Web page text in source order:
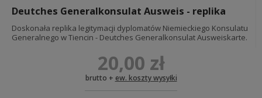
Deutches Generalkonsulat Ausweis - replika
Doskonała replika legitymacji dyplomatów Niemieckiego Konsulatu
Generalnego w Tiencin - Deutches Generalkonsulat Ausweiskarte.
20,00 zł
brutto + ew. koszty wysyłki